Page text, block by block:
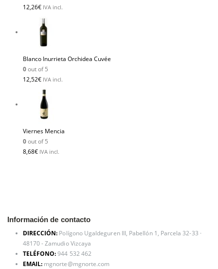
12,26€ IVA incl.
Blanco Inurrieta Orchidea Cuvée
0out of 5
12,52€ IVA incl.
Viernes Mencia
0out of 5
8,68€ IVA incl.
Información de contacto
DIRECCIÓN: Polígono Ugaldeguren III, Pabellón 1, Parcela 32-33 ·
48170 - Zamudio Vizcaya
TELÉFONO:944 532 462
EMAIL: mgnorte@mgnorte.com